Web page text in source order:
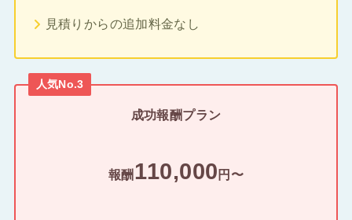
見積りからの追加料金なし
人気No.3
成功報酬プラン
報酬 110,000 円〜